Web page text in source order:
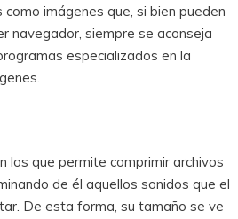
imágenes que, si bien pueden
navegador, siempre se aconseja
especializados en la
los que permite comprimir archivos
de él aquellos sonidos que el
De esta forma, su tamaño se ve